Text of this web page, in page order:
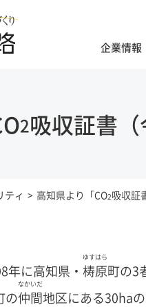
企業情報
2吸収証書
ティ 高知県より「CO2吸収証
年に高知県・ 梼原
ゆすはら
町の3
の仲間
なかいだ
地区にある30ha